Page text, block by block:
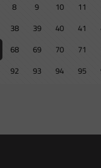
8 9 10 11
38 39 40 41
68 69 70 71
92 93 94 95